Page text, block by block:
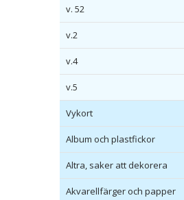
v. 52
v.2
v.4
v.5
Vykort
Album och plastfickor
Altra, saker att dekorera
Akvarellfärger och papper